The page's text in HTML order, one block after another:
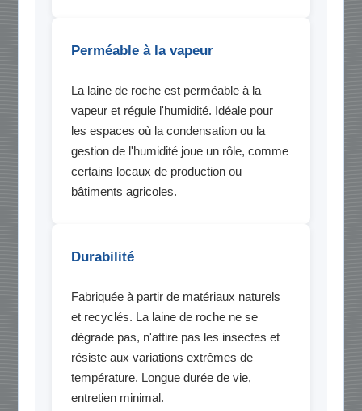
Perméable à la vapeur
La laine de roche est perméable à la
vapeur et régule l'humidité. Idéale pour
les espaces où la condensation ou la
gestion de l'humidité joue un rôle, comme
certains locaux de production ou
bâtiments agricoles.
Durabilité
Fabriquée à partir de matériaux naturels
et recyclés. La laine de roche ne se
dégrade pas, n'attire pas les insectes et
résiste aux variations extrêmes de
température. Longue durée de vie,
entretien minimal.